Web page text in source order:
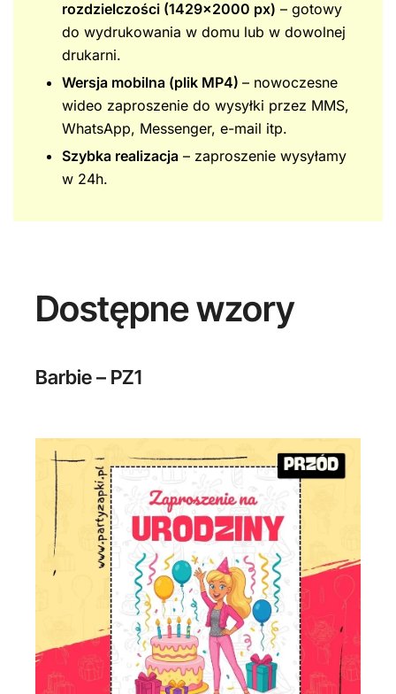
rozdzielczości (1429×2000 px) – gotowy
do wydrukowania w domu lub w dowolnej
drukarni.
Wersja mobilna (plik MP4) – nowoczesne
wideo zaproszenie do wysyłki przez MMS,
WhatsApp, Messenger, e-mail itp.
Szybka realizacja – zaproszenie wysyłamy
w 24h.
Dostępne wzory
Barbie – PZ1